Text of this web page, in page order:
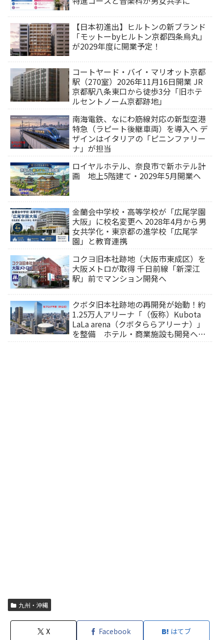
【日本初進出】ヒルトンの新ブランド
「モットーbyヒルトン京都四条烏丸」
が2029年度に開業予定！
コートヤード・バイ・マリオット京都
駅（270室）2026年11月16日開業 JR
京都駅八条東口から徒歩3分「旧ホテ
ルセントノーム京都跡地」
南海電鉄、なにわ筋線対応の新型空港
特急（ラピート後継車両）を導入へ デ
ザインはイタリアの「ピニンファリー
ナ」が担当
ロイヤルホテル、奈良市で新ホテル計
画 地上5階建て・2029年5月開業へ
金蘭会中学校・高等学校が「広尾学園
大阪」に校名変更へ 2028年4月から男
女共学化・東京都の進学校「広尾学
園」と教育連携
コクヨ旧本社跡地（大阪市東成区）を
大阪メトロが取得 千日前線「新深江
駅」前でマンション開発へ
クボタ旧本社跡地の再開発が始動！約
1.25万人アリーナ「（仮称）Kubota
LaLa arena（クボタららアリーナ）」
を整備 ホテル・商業施設も開発へ
九州・沖縄
X Facebook はてブ